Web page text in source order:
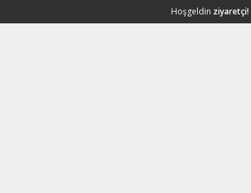
Hoşgeldin ziyaretçi!